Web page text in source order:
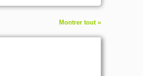
Montrer tout »